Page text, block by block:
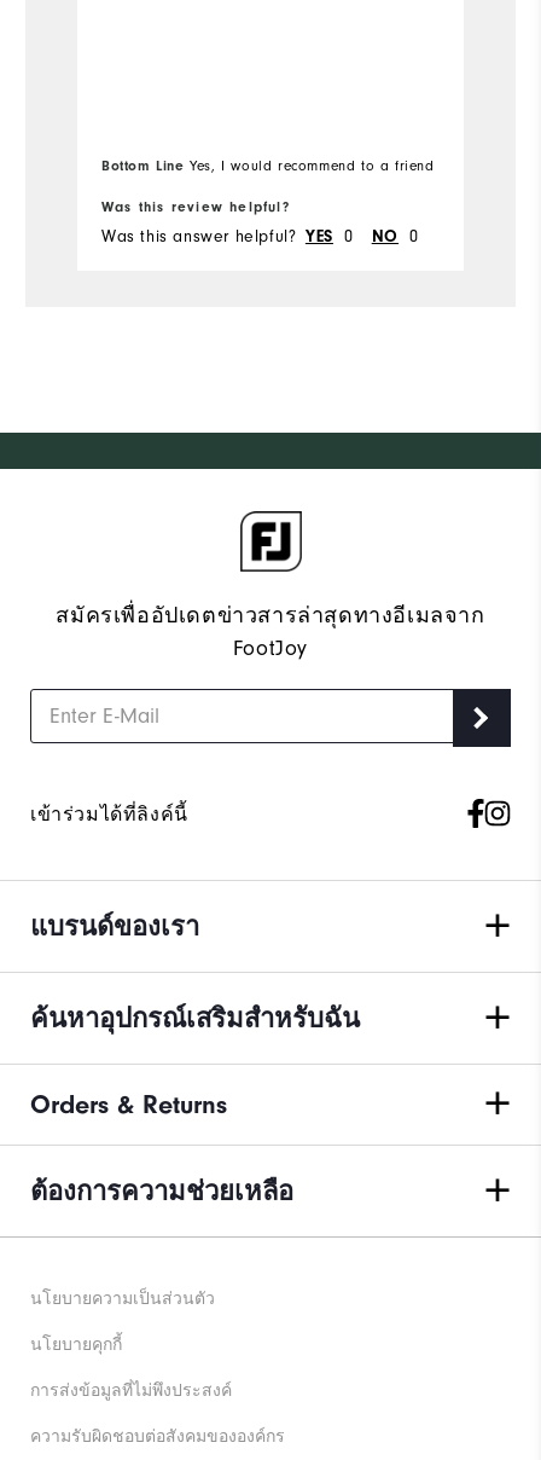
Bottom Line Yes, I would recommend to a friend
Was this review helpful?
Was this answer helpful? YES 0 NO 0
สมัครเพื่ออัปเดตข่าวสารล่าสุดทางอีเมลจาก
FootJoy
เข้าร่วมได้ที่ลิงค์นี้
แบรนด์ของเรา
ค้นหาอุปกรณ์เสริมสำหรับฉัน
Orders & Returns
ต้องการความช่วยเหลือ
นโยบายความเป็นส่วนตัว
นโยบายคุกกี้
การส่งข้อมูลที่ไม่พึงประสงค์
ความรับผิดชอบต่อสังคมขององค์กร